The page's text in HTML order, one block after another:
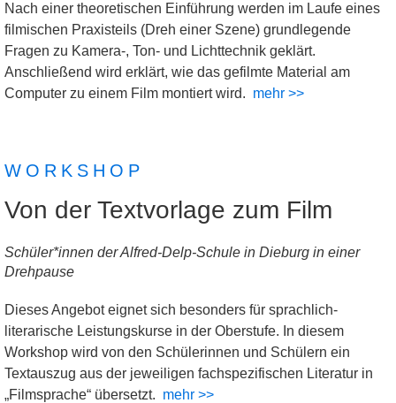
Nach einer theoretischen Einführung werden im Laufe eines
filmischen Praxisteils (Dreh einer Szene) grundlegende
Fragen zu Kamera-, Ton- und Lichttechnik geklärt.
Anschließend wird erklärt, wie das gefilmte Material am
Computer zu einem Film montiert wird. mehr >>
WORKSHOP
Von der Textvorlage zum Film
Schüler*innen der Alfred-Delp-Schule in Dieburg in einer
Drehpause
Dieses Angebot eignet sich besonders für sprachlich-
literarische Leistungskurse in der Oberstufe. In diesem
Workshop wird von den Schülerinnen und Schülern ein
Textauszug aus der jeweiligen fachspezifischen Literatur in
„Filmsprache“ übersetzt. mehr >>